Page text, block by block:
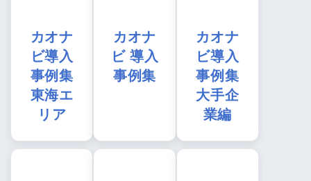
カオナ
ビ導入
事例集
東海エ
リア
カオナ
ビ 導入
事例集
カオナ
ビ導入
事例集
大手企
業編